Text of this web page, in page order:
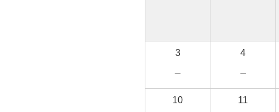
3
－
4
－
10 11